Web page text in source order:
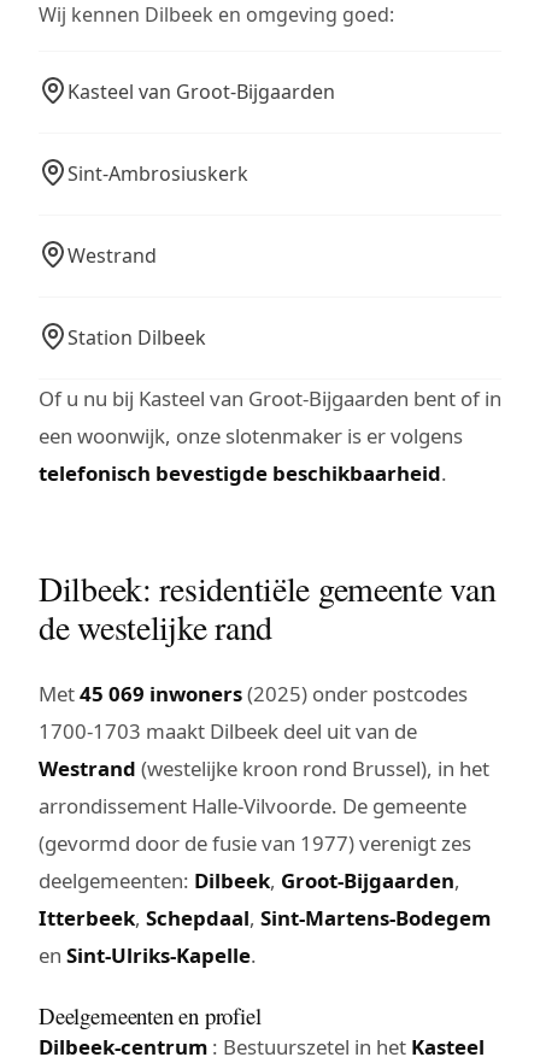
Wij kennen Dilbeek en omgeving goed:
Kasteel van Groot-Bijgaarden
Sint-Ambrosiuskerk
Westrand
Station Dilbeek
Of u nu bij Kasteel van Groot-Bijgaarden bent of in
een woonwijk, onze slotenmaker is er volgens
telefonisch bevestigde beschikbaarheid.
Dilbeek: residentiële gemeente van
de westelijke rand
Met45 069 inwoners(2025) onder postcodes
1700-1703 maakt Dilbeek deel uit van de
Westrand (westelijke kroon rond Brussel), in het
arrondissement Halle-Vilvoorde. De gemeente
(gevormd door de fusie van 1977) verenigt zes
deelgemeenten: Dilbeek, Groot-Bijgaarden,
Itterbeek, Schepdaal, Sint-Martens-Bodegem
en Sint-Ulriks-Kapelle.
Deelgemeenten en profiel
Dilbeek-centrum : Bestuurszetel in het Kasteel